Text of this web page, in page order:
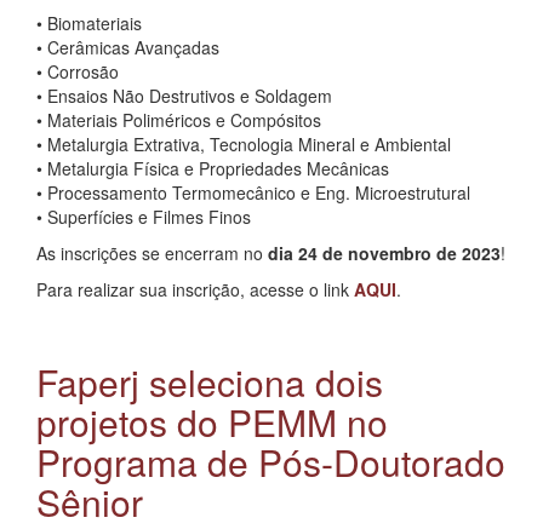
• Biomateriais
• Cerâmicas Avançadas
• Corrosão
• Ensaios Não Destrutivos e Soldagem
• Materiais Poliméricos e Compósitos
• Metalurgia Extrativa, Tecnologia Mineral e Ambiental
• Metalurgia Física e Propriedades Mecânicas
• Processamento Termomecânico e Eng. Microestrutural
• Superfícies e Filmes Finos
As inscrições se encerram no dia 24 de novembro de 2023!
Para realizar sua inscrição, acesse o link AQUI.
Faperj seleciona dois
projetos do PEMM no
Programa de Pós-Doutorado
Sênior